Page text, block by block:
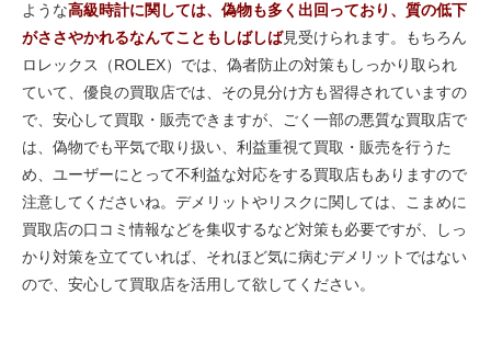
ような高級時計に関しては、偽物も多く出回っており、質の低下
がささやかれるなんてこともしばしば見受けられます。もちろん
ロレックス（ROLEX）では、偽者防止の対策もしっかり取られ
ていて、優良の買取店では、その見分け方も習得されていますの
で、安心して買取・販売できますが、ごく一部の悪質な買取店で
は、偽物でも平気で取り扱い、利益重視て買取・販売を行うた
め、ユーザーにとって不利益な対応をする買取店もありますので
注意してくださいね。デメリットやリスクに関しては、こまめに
買取店の口コミ情報などを集収するなど対策も必要ですが、しっ
かり対策を立てていれば、それほど気に病むデメリットではない
ので、安心して買取店を活用して欲してください。